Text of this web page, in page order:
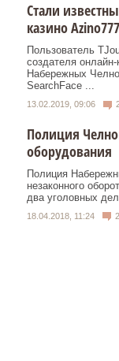
Стали
казино
Пользователь
создателя
Набережных
SearchFace ...
13.02.2019, 09:06
Полиция
оборудования
Полиция
незаконного
два уголовных
18.04.2018, 11:24 2